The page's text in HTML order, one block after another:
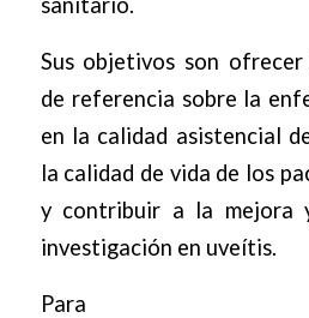
Sus objetivos son
de referencia sobre la
en la calidad asistencial
la calidad de vida de los
y contribuir a la mejora
investigación en uveítis.
Para